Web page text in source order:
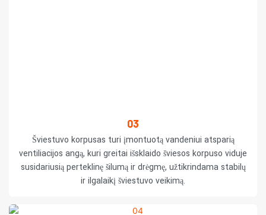
03
Šviestuvo korpusas turi įmontuotą vandeniui atsparią
ventiliacijos angą, kuri greitai išsklaido šviesos korpuso viduje
susidariusią perteklinę šilumą ir drėgmę, užtikrindama stabilų
ir ilgalaikį šviestuvo veikimą.